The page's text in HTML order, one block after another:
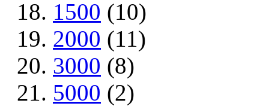
1500 (10)
2000 (11)
3000 (8)
5000 (2)